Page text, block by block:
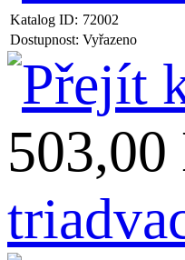
Katalog ID: 72002
Dostupnost: Vyřazeno